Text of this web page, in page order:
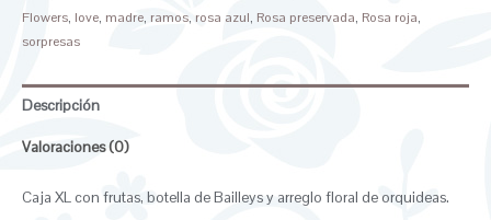
Flowers, love, madre, ramos, rosa azul, Rosa preservada, Rosa roja,
sorpresas
Descripción
Valoraciones (0)
Caja XL con frutas, botella de Bailleys y arreglo floral de orquideas.